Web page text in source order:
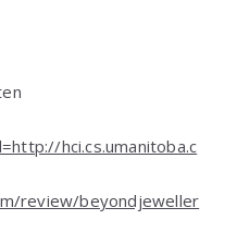
hci.cs.umanitoba.c
review/beyondjeweller